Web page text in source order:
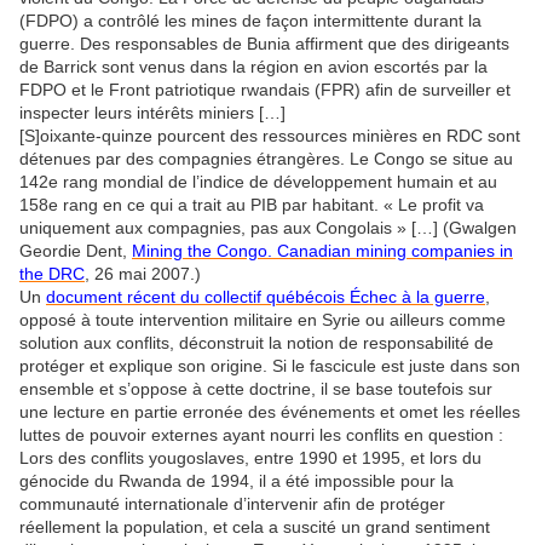
(FDPO) a contrôlé les mines de façon intermittente durant la
guerre. Des responsables de Bunia affirment que des dirigeants
de Barrick sont venus dans la région en avion escortés par la
FDPO et le Front patriotique rwandais (FPR) afin de surveiller et
inspecter leurs intérêts miniers […]
[S]oixante-quinze pourcent des ressources minières en RDC sont
détenues par des compagnies étrangères. Le Congo se situe au
142e rang mondial de l’indice de développement humain et au
158e rang en ce qui a trait au PIB par habitant. « Le profit va
uniquement aux compagnies, pas aux Congolais » […] (Gwalgen
Geordie Dent, Mining the Congo. Canadian mining companies in
the DRC , 26 mai 2007.)
Un document récent du collectif québécois Échec à la guerre
opposé à toute intervention militaire en Syrie ou ailleurs comme
solution aux conflits, déconstruit la notion de responsabilité de
protéger et explique son origine. Si le fascicule est juste dans son
ensemble et s’oppose à cette doctrine, il se base toutefois sur
une lecture en partie erronée des événements et omet les réelles
luttes de pouvoir externes ayant nourri les conflits en question :
Lors des conflits yougoslaves, entre 1990 et 1995, et lors du
génocide du Rwanda de 1994, il a été impossible pour la
communauté internationale d’intervenir afin de protéger
réellement la population, et cela a suscité un grand sentiment